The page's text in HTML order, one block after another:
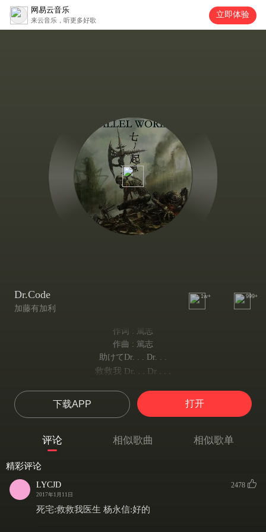
网易云音乐
来云音乐，听更多好歌
立即体验
Dr.Code
加藤有加利
1w+ 999+
作词 : 篤志
作曲 : 篤志
助けてDr. . . Dr. . .
救救我 Dr. . . Dr . . .
有一天我忽然变成了死宅
ゲームをしたりテレビを見たり
打打游戏 看看电视
就这么浑浑噩噩地等待一天的过去
あの友達はもう僕のことなんて忘れてしまっただろう
下载APP 打开
评论 相似歌曲 相似歌单
精彩评论
LYCJD
2017年1月11日
2478
死宅:救救我医生 杨永信:好的